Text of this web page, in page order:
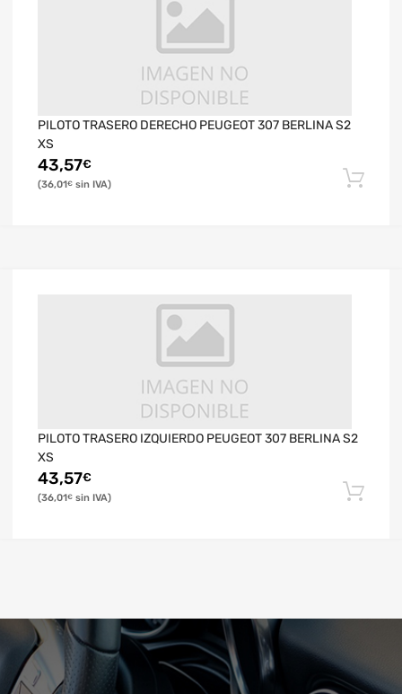
PILOTO TRASERO DERECHO PEUGEOT 307 BERLINA S2
XS
43,57€
36,01€
PILOTO TRASERO IZQUIERDO PEUGEOT 307 BERLINA S2
XS
43,57€
36,01€